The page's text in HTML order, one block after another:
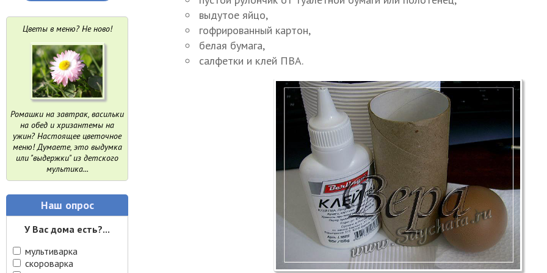
Цветы в меню? Не ново!
Ромашки на завтрак, васильки
на обед и хризантемы на
ужин? Настоящее цветочное
меню! Думаете, это выдумка
или "выдержки" из детского
мультика...
Наш опрос
У Вас дома есть?...
мультиварка
скороварка
выдутое яйцо,
гофрированный картон,
белая бумага,
салфетки и клей ПВА.